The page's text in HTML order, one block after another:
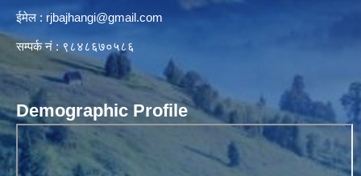
ईमेल : rjbajhangi@gmail.com
सम्पर्क नं : ९८४८६७०५८६
Demographic Profile